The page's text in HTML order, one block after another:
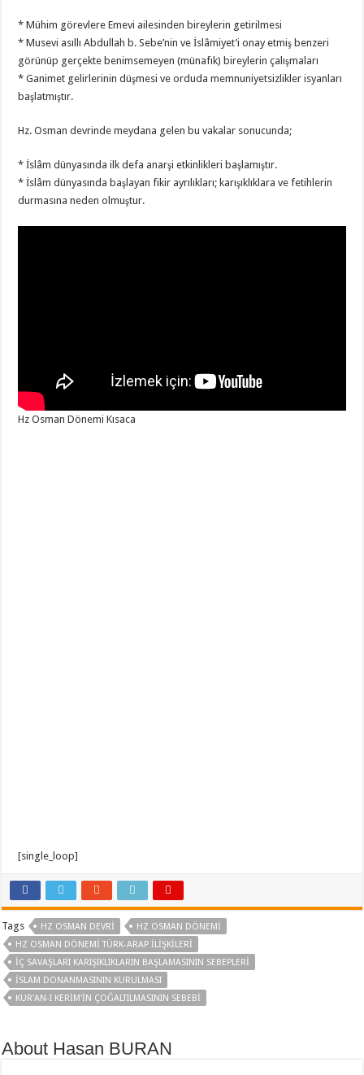
* Mühim görevlere Emevi ailesinden bireylerin getirilmesi
* Musevi asıllı Abdullah b. Sebe’nin ve İslâmiyet’i onay etmiş benzeri
görünüp gerçekte benimsemeyen (münafık) bireylerin çalışmaları
* Ganimet gelirlerinin düşmesi ve orduda memnuniyetsizlikler isyanları
başlatmıştır.
Hz. Osman devrinde meydana gelen bu vakalar sonucunda;
* İslâm dünyasında ilk defa anarşi etkinlikleri başlamıştır.
* İslâm dünyasında başlayan fikir ayrılıkları; karışıklıklara ve fetihlerin
durmasına neden olmuştur.
Hz Osman Dönemi Kısaca
[single_loop]
Tags HZ OSMAN DEVRI
HZ OSMAN DÖNEMI
HZ OSMAN DÖNEMI TÜRK-ARAP ILIŞKILERI
IÇ SAVAŞLARI KARIŞIKLIKLARIN BAŞLAMASININ SEBEPLERI
ISLAM DONANMASININ KURULMASI
KUR'AN-I KERIM'IN ÇOĞALTILMASININ SEBEBI
About Hasan BURAN